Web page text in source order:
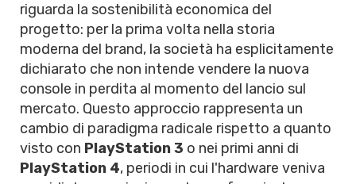
riguarda la sostenibilità economica del
progetto: per la prima volta nella storia
moderna del brand, la società ha esplicitamente
dichiarato che non intende vendere la nuova
console in perdita al momento del lancio sul
mercato. Questo approccio rappresenta un
cambio di paradigma radicale rispetto a quanto
visto con PlayStation 3 o nei primi anni di
PlayStation 4, periodi in cui l'hardware veniva